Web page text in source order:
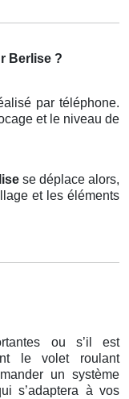
Berlise ?
par téléphone.
et le niveau de
se déplace alors,
et les éléments
ou s’il est
le volet roulant
un système
s’adaptera à vos